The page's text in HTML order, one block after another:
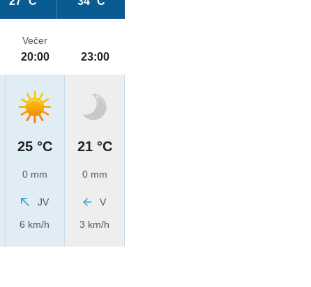
Večer
20:00
25 °C
0 mm
JV
6 km/h
23:00
21 °C
0 mm
V
3 km/h